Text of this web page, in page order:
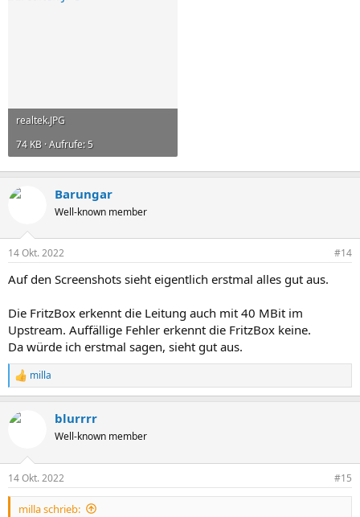
realtek.JPG
74 KB · Aufrufe: 5
Barungar
Well-known member
14 Okt. 2022 #14
Auf den Screenshots sieht eigentlich erstmal alles gut aus.
Die FritzBox erkennt die Leitung auch mit 40 MBit im
Upstream. Auffällige Fehler erkennt die FritzBox keine.
Da würde ich erstmal sagen, sieht gut aus.
R
e
k
e
n
milla
blurrrr
Well-known member
14 Okt. 2022 #15
milla schrieb: